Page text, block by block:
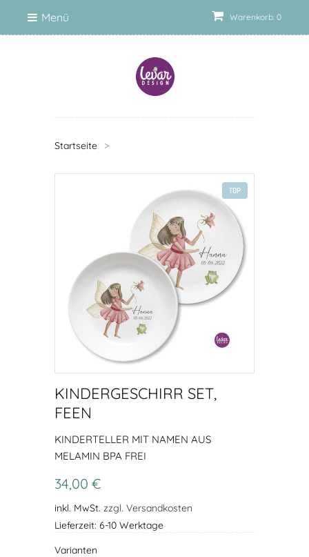
Warenkorb: 0
Menü
Startseite >
TOP
KINDERGESCHIRR SET,
FEEN
KINDERTELLER MIT NAMEN AUS
MELAMIN BPA FREI
34,00 €
inkl. MwSt. zzgl. Versandkosten
Lieferzeit: 6-10 Werktage
Varianten